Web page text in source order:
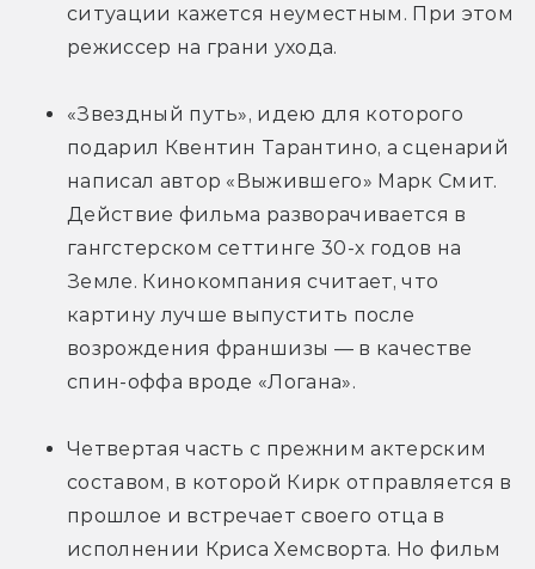
ситуации кажется неуместным. При этом
режиссер на грани ухода.
«Звездный путь», идею для которого
подарил Квентин Тарантино, а сценарий
написал автор «Выжившего» Марк Смит.
Действие фильма разворачивается в
гангстерском сеттинге 30-х годов на
Земле. Кинокомпания считает, что
картину лучше выпустить после
возрождения франшизы — в качестве
спин-оффа вроде «Логана».
Четвертая часть с прежним актерским
составом, в которой Кирк отправляется в
прошлое и встречает своего отца в
исполнении Криса Хемсворта. Но фильм